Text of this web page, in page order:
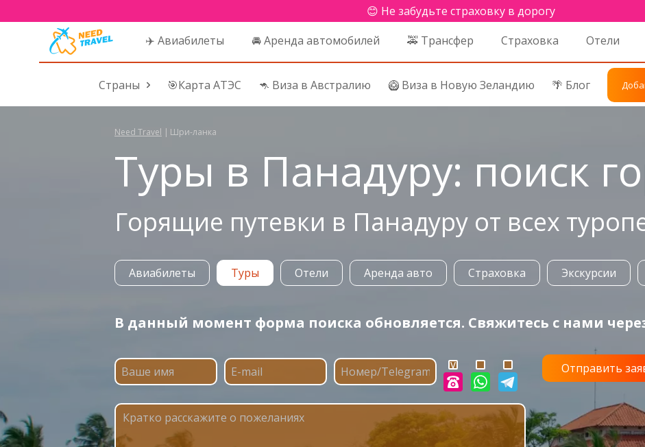
😊 Не забудьте страховку в дорогу
✈️ Авиабилеты 🚘 Аренда автомобилей 🚕 Трансфер Страховка Отели
Страны 🎯Карта АТЭС 🦘 Виза в Австралию 🥝 Виза в Новую Зеландию 🌴 Блог
Need Travel | Шри-ланка
Туры в Панадуру: поиск
Горящие путевки в Панадуру от всех
Авиабилеты Туры Отели Аренда авто Страховка Экскурсии
В данный момент форма поиска обновляется. Свяжитесь с нами